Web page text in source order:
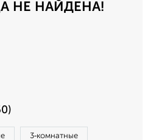
НЕ НАЙДЕНА!
3‑комнатные